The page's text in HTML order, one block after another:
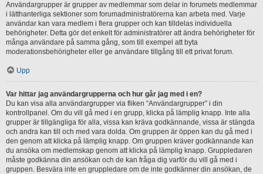
Användargrupper är grupper av medlemmar som delar in forumets medlemmar
i lätthanterliga sektioner som forumadministratörerna kan arbeta med. Varje
användar kan vara medlem i flera grupper och kan tilldelas individuella
behörigheter. Detta gör det enkelt för administratörer att ändra behörigheter för
många användare på samma gång, som till exempel att byta
moderationsbehörigheter eller ge användare tillgång till ett privat forum.
Upp
Var hittar jag användargrupperna och hur går jag med i en?
Du kan visa alla användargrupper via fliken “Användargrupper” i din
kontrollpanel. Om du vill gå med i en grupp, klicka på lämplig knapp. Inte alla
grupper är tillgängliga för alla, vissa kan kräva godkännande, vissa är stängda
och andra kan till och med vara dolda. Om gruppen är öppen kan du gå med i
den genom att klicka på lämplig knapp. Om gruppen kräver godkännande kan
du ansöka om medlemskap genom att klicka på lämplig knapp. Gruppledaren
måste godkänna din ansökan och de kan fråga dig varför du vill gå med i
gruppen. Besvära inte en gruppledare om de inte godkänner din ansökan, de